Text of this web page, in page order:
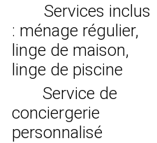
Services inclus
: ménage régulier,
linge de maison,
linge de piscine
Service de
conciergerie
personnalisé